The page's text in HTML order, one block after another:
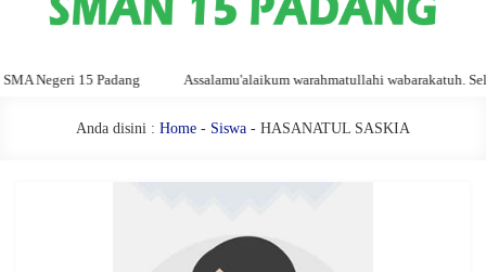
Negeri 15 Padang Assalamu'alaikum warahmatullahi wabarakatuh.
Anda disini : Home - Siswa - HASANATUL SASKIA